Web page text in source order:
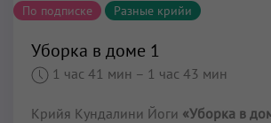
По подписке Разные крийи
Уборка в доме 1
1 час 41 мин – 1 час 43 мин
Крийя Кундалини Йоги «Уборка в